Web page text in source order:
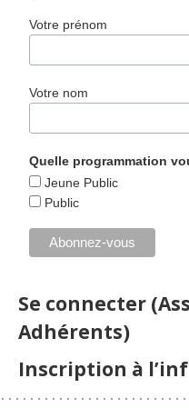
Votre prénom
Votre nom
Quelle programmation
Jeune Public
Public
Se connecter
Adhérents)
Inscription à